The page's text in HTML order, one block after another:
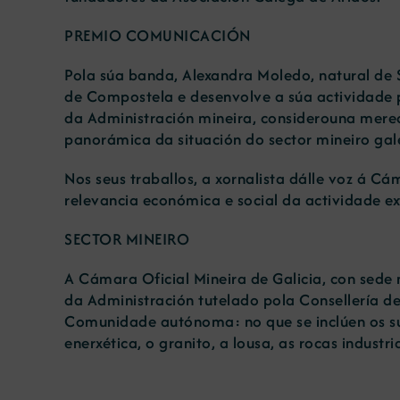
PREMIO COMUNICACIÓN
Pola súa banda, Alexandra Moledo, natural
de Compostela e desenvolve a súa
da Administración mineira, considerouna
panorámica da situación do sector mineiro
Nos seus traballos, a xornalista dálle voz á
relevancia económica e social da actividade
SECTOR MINEIRO
A Cámara Oficial Mineira de Galicia, con
da Administración tutelado pola Consellería
Comunidade autónoma: no que se inclúen os
enerxética, o granito, a lousa, as rocas